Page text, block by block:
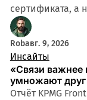
сертификата, а
Robавг. 9, 2026
Инсайты
«Связи
умножают друг
Отчёт KPMG